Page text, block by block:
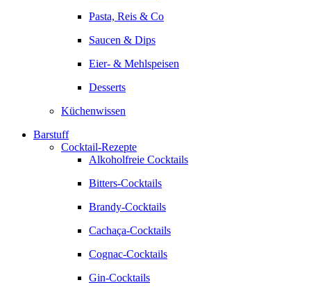
Pasta, Reis & Co
Saucen & Dips
Eier- & Mehlspeisen
Desserts
Küchenwissen
Barstuff
Cocktail-Rezepte
Alkoholfreie Cocktails
Bitters-Cocktails
Brandy-Cocktails
Cachaça-Cocktails
Cognac-Cocktails
Gin-Cocktails